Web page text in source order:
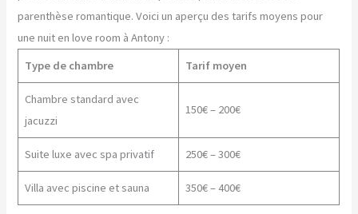
parenthèse romantique. Voici un aperçu des tarifs moyens pour
une nuit en love room à Antony :
Type de chambre
Tarif moyen
Chambre standard avec
jacuzzi
150€ – 200€
Suite luxe avec spa privatif 250€ – 300€
Villa avec piscine et sauna 350€ – 400€